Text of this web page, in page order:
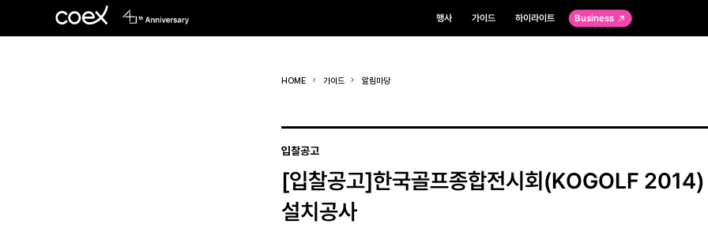
행사 가이드 하이라이트 Business
HOME 가이드 알림마당
입찰공고
[입찰공고]한국골프종합전시회(KOGOLF 2014)
설치공사